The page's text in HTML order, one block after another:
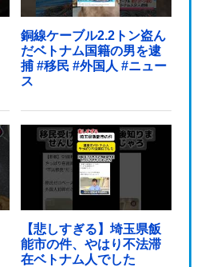
銅線ケーブル2.2トン盗ん
だベトナム国籍の男を逮
捕 #移民 #外国人 #ニュー
ス
【悲しすぎる】埼玉県飯
能市の件、やはり不法滞
在ベトナム人でした